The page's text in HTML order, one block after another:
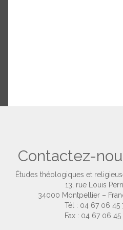
Contactez-
Études théologiques et
13, rue Louis
34000 Montpellier –
Tél : 04 67 06 45
Fax : 04 67 06 45